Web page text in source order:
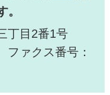
。
丁目2番1号
ァクス番号：